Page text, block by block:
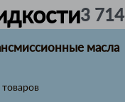
3 714
масла
товаров